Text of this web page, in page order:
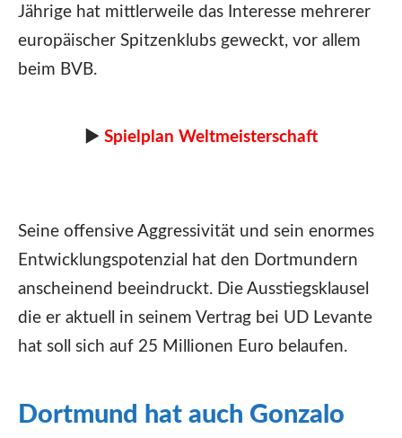
Jährige hat mittlerweile das Interesse mehrerer
europäischer Spitzenklubs geweckt, vor allem
beim BVB.
► Spielplan Weltmeisterschaft
Seine offensive Aggressivität und sein enormes
Entwicklungspotenzial hat den Dortmundern
anscheinend beeindruckt. Die Ausstiegsklausel
die er aktuell in seinem Vertrag bei UD Levante
hat soll sich auf 25 Millionen Euro belaufen.
Dortmund hat auch Gonzalo